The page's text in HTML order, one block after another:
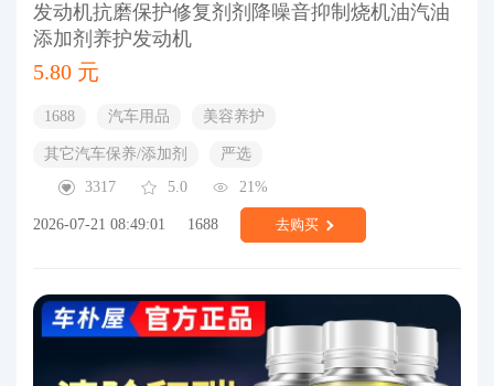
发动机抗磨保护修复剂剂降噪音抑制烧机油汽油
添加剂养护发动机
5.80 元
1688 汽车用品 美容养护
其它汽车保养/添加剂
严选
3317
5.0 21%
2026-07-21 08:49:01 1688 去购买